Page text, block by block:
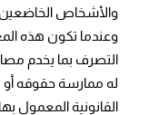
والأشخاص الخاضعين
وعندما تكون هذه
التصرف بما يخدم
له ممارسة حقوقه أو
القانونية المعمول